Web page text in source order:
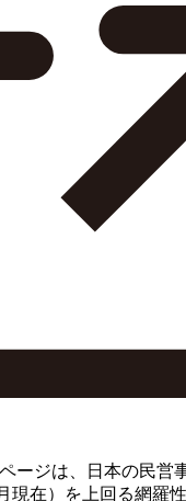
ージは、日本の民営
現在）を上回る網羅